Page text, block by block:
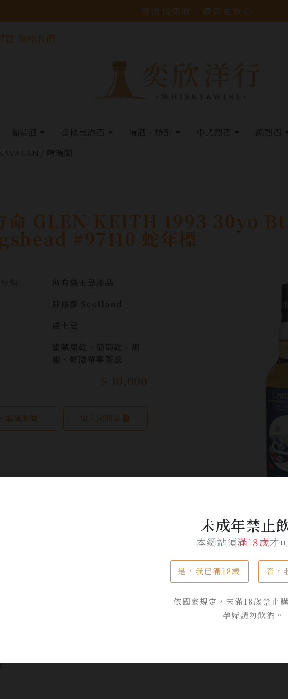
未成年禁止
本網站須滿18歲才
是，我已滿18歲 否，
依國家規定，未滿18歲禁止
孕婦請勿飲酒。
買酒找奕欣，讓您更放心
題 聯絡我們
葡萄酒 香檳氣泡酒 清酒、燒酎 中式烈酒 調烈酒
/ 噶瑪蘭
命 GLEN KEITH 1993 30yo
#97110 蛇年標
繼續瀏覽 加入詢問單
產品介紹
採用日本江戶時時期著名浮世繪畫家葛飾北斎的《琵琶上的白蛇》作為酒